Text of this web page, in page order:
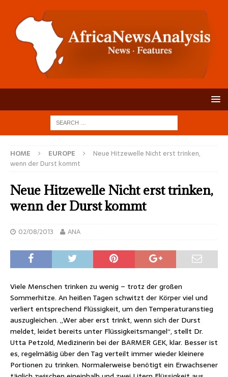
HOME EUROPE
Neue Hitzewelle Nicht erst trinken,
wenn der Durst kommt
Neue Hitzewelle Nicht erst trinken,
wenn der Durst kommt
02/08/2013 ANA
Viele Menschen trinken zu wenig – trotz der großen
Sommerhitze. An heißen Tagen schwitzt der Körper viel und
verliert entsprechend Flüssigkeit, um den Temperaturanstieg
auszugleichen. „Wer aber erst trinkt, wenn sich der Durst
meldet, leidet bereits unter Flüssigkeitsmangel“, stellt Dr.
Utta Petzold, Medizinerin bei der BARMER GEK, klar. Besser ist
es, regelmäßig über den Tag verteilt immer wieder kleinere
Portionen zu trinken. Normalerweise benötigt ein Erwachsener